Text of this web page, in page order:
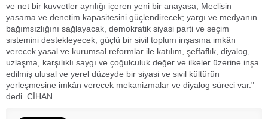
ve net bir kuvvetler ayrılığı içeren yeni bir anayasa, Meclisin
yasama ve denetim kapasitesini güçlendirecek; yargı ve medyanın
bağımsızlığını sağlayacak, demokratik siyasi parti ve seçim
sistemini destekleyecek, güçlü bir sivil toplum inşasına imkân
verecek yasal ve kurumsal reformlar ile katılım, şeffaflık, diyalog,
uzlaşma, karşılıklı saygı ve çoğulculuk değer ve ilkeler üzerine inşa
edilmiş ulusal ve yerel düzeyde bir siyasi ve sivil kültürün
yerleşmesine imkân verecek mekanizmalar ve diyalog süreci var."
dedi. CİHAN